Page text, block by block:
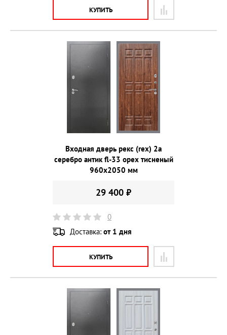
КУПИТЬ
Входная дверь рекс (rex) 2а
серебро антик fl-33 орех тисненый
960х2050 мм
29 400 ₽
0
Доставка: от 1 дня
КУПИТЬ